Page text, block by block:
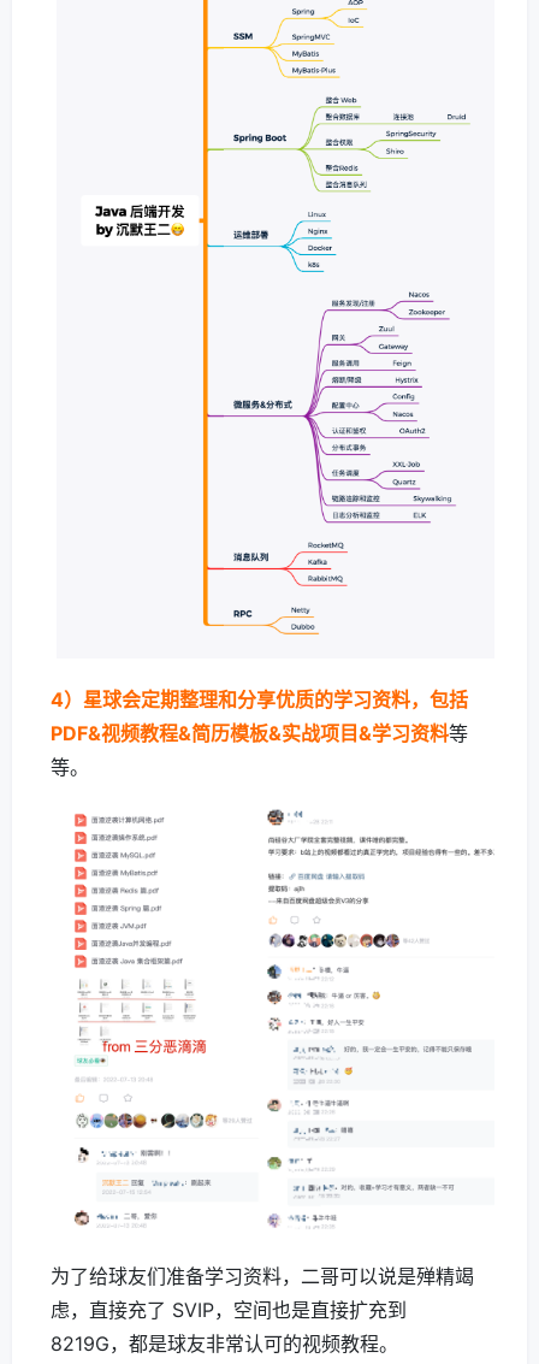
4）星球会定期整理和分享优质的学习资料，包括
PDF&视频教程&简历模板&实战项目&学习资料等
等。
为了给球友们准备学习资料，二哥可以说是殚精竭
虑，直接充了 SVIP，空间也是直接扩充到
8219G，都是球友非常认可的视频教程。